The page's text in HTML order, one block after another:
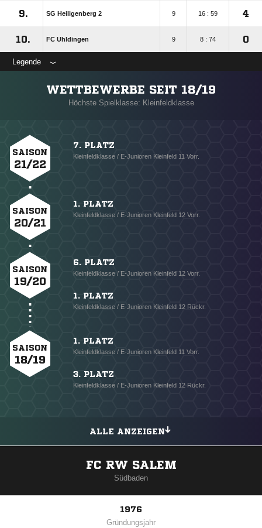
9. SG Heiligenberg 2 9 16 : 59 4
10. FC Uhldingen 9 8 : 74 0
Legende
WETTBEWERBE SEIT 18/19
Höchste Spielklasse: Kleinfeldklasse
SAISON
21/22
7. PLATZ
Kleinfeldklasse / E-Junioren Kleinfeld 11 Vorr.
SAISON
20/21
1. PLATZ
Kleinfeldklasse / E-Junioren Kleinfeld 12 Vorr.
SAISON
19/20
6. PLATZ
Kleinfeldklasse / E-Junioren Kleinfeld 12 Vorr.
1. PLATZ
Kleinfeldklasse / E-Junioren Kleinfeld 12 Rückr.
SAISON
18/19
1. PLATZ
Kleinfeldklasse / E-Junioren Kleinfeld 11 Vorr.
3. PLATZ
Kleinfeldklasse / E-Junioren Kleinfeld 12 Rückr.
ALLE ANZEIGEN
FC RW SALEM
Südbaden
1976
Gründungsjahr